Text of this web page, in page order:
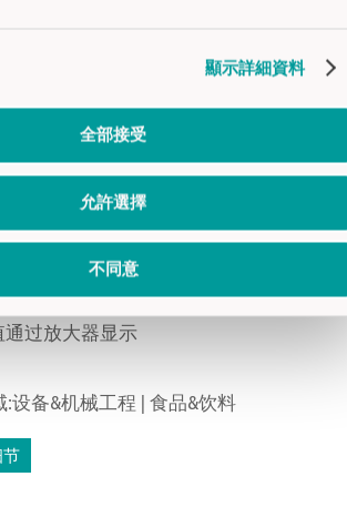
顯示詳細資料
全部接受
允許選擇
不同意
量和一个模拟量
出NO / NC可设置
流或电压的模拟量输出
具有电路保护功能
通过放大器显示
:设备&机械工程 | 食品&饮料